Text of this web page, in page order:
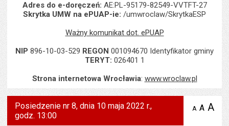
Adres do e-doręczeń: AE:PL-95179-82549-VVTFT-27
Skrytka UMW na ePUAP-ie: /umwroclaw/SkrytkaESP
Ważny komunikat dot. ePUAP
NIP 896-10-03-529 REGON 001094670 Identyfikator gminy
TERYT: 026401 1
Strona internetowa Wrocławia: www.wroclaw.pl
Posiedzenie nr 8, dnia 10 maja 2022 r.,
godz. 13:00
A zmniejsz
A A